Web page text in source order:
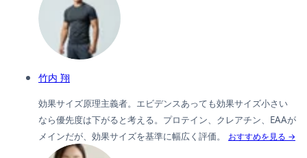
竹内 翔
効果サイズ原理主義者。エビデンスあっても効果サイズ小さい
なら優先度は下がると考える。プロテイン、クレアチン、EAAが
メインだが、効果サイズを基準に幅広く評価。
おすすめを見る →